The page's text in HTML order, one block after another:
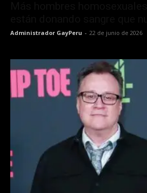
Administrador GayPeru - 22 de junio de 2026